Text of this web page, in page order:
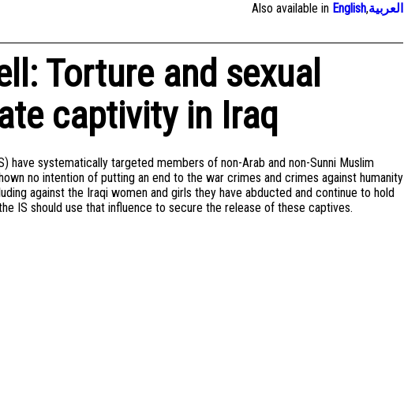
Also available in English,العربية
Torture and sexual
captivity in Iraq
have systematically targeted members of non-Arab and non-Sunni Muslim
no intention of putting an end to the war crimes and crimes against humanity
against the Iraqi women and girls they have abducted and continue to hold
IS should use that influence to secure the release of these captives.